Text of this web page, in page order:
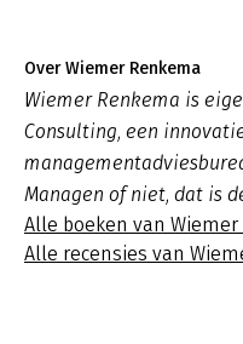
Over Wiemer Renkema
Wiemer Renkema is
Consulting, een
Managen of niet, dat is
Alle boeken van Wiemer
Alle recensies van